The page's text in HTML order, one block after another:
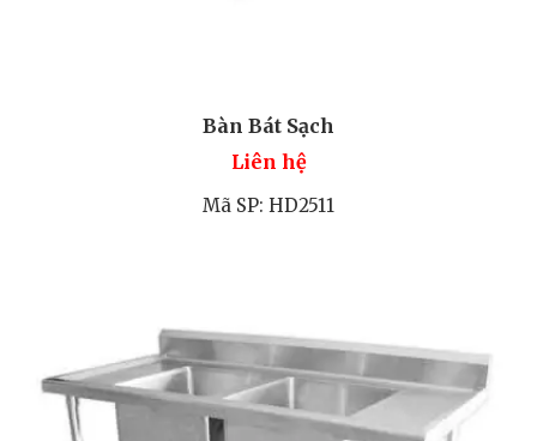
Bàn Bát Sạch
Liên hệ
Mã SP: HD2511